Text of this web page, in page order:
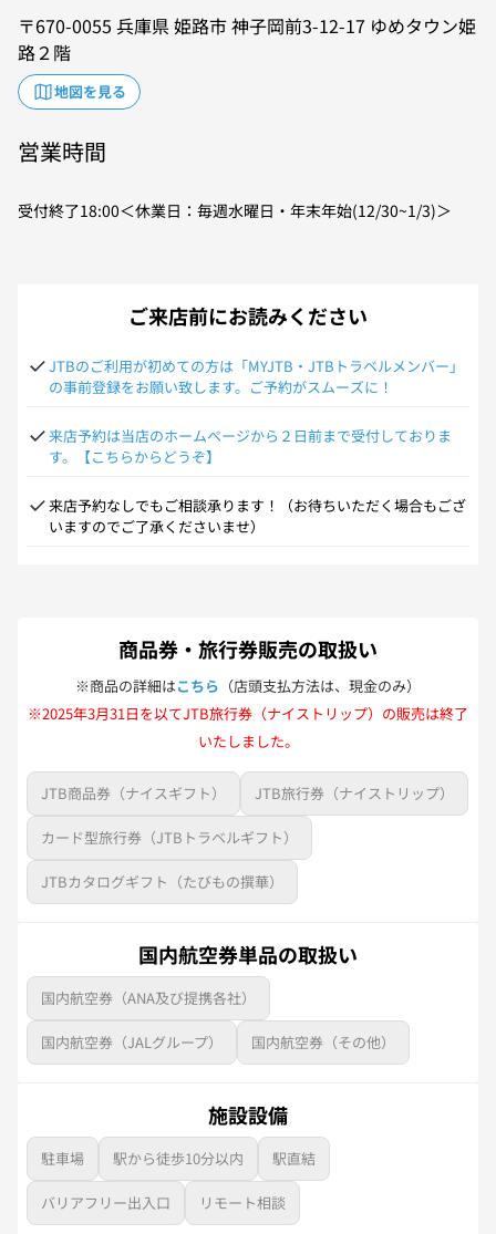
670-0055 兵庫県姫路市神子岡前3-12-17 ゆめタウン姫
路２階
地図を見る
営業時間
受付終了18:00＜休業日：毎週水曜日・年末年始(12/30~1/3)＞
ご来店前にお読みください
JTBのご利用が初めての方は「MYJTB・JTBトラベルメンバー」
の事前登録をお願い致します。ご予約がスムーズに！
来店予約は当店のホームページから２日前まで受付しておりま
す。【こちらからどうぞ】
来店予約なしでもご相談承ります！（お待ちいただく場合もござ
いますのでご了承くださいませ）
商品券・旅行券販売の取扱い
※商品の詳細はこちら （店頭支払方法は、現金のみ）
※2025年3月31日を以てJTB旅行券（ナイストリップ）の販売は終了
いたしました。
JTB商品券（ナイスギフト） JTB旅行券（ナイストリップ）
カード型旅行券（JTBトラベルギフト）
JTBカタログギフト（たびもの撰華）
国内航空券単品の取扱い
国内航空券（ANA及び提携各社）
国内航空券（JALグループ） 国内航空券（その他）
施設設備
駐車場 駅から徒歩10分以内 駅直結
バリアフリー出入口 リモート相談